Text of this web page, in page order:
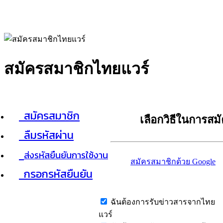
สมัครสมาชิกไทยแวร์
สมัครสมาชิก
ลืมรหัสผ่าน
ส่งรหัสยืนยันการใช้งาน
กรอกรหัสยืนยัน
เลือกวิธีในการส
สมัครสมาชิกด้วย Google
ฉันต้องการรับข่าวสารจากไทย
แวร์